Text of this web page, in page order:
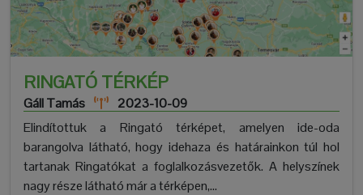
RINGATÓ TÉRKÉP
Gáll Tamás
2023-10-09
Elindítottuk a Ringató térképet, amelyen ide-oda
barangolva látható, hogy idehaza és határainkon túl hol
tartanak Ringatókat a foglalkozásvezetők. A helyszínek
nagy része látható már a térképen,...